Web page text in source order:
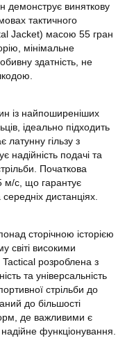
демонструє виняткову
тактичного
Jacket) масою 55 гран
мінімальне
здатність, не
із найпоширеніших
ідеально підходить
латунну гільзу з
надійність подачі та
Початкова
м/с, що гарантує
дистанціях.
сторічною історією
світі високими
розроблена з
та універсальність
стрільби до
до більшості
де важливими є
функціонування.